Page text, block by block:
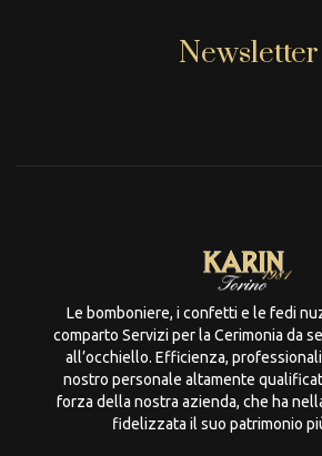
Newsletter
Le bomboniere, i confetti e le fedi
comparto Servizi per la Cerimonia da
all’occhiello. Efficienza,
nostro personale altamente
forza della nostra azienda, che ha
fidelizzata il suo patrimonio